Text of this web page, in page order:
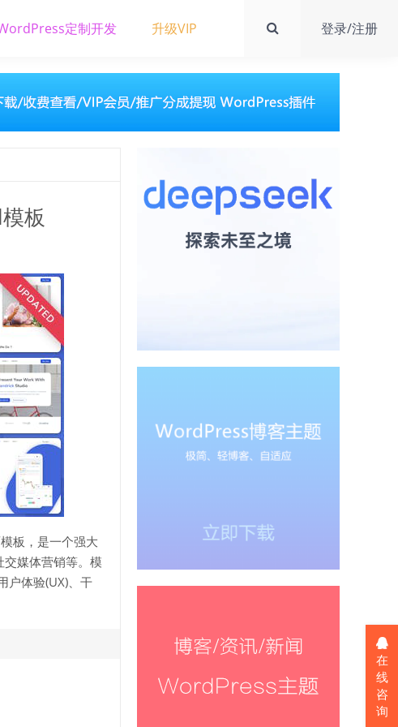
定制开发 升级VIP 登录/注册
板
板，是一个强大
媒体营销等。模
户体验(UX)、干
在
线
咨
询